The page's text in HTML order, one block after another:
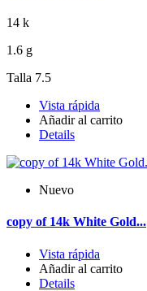
14 k
1.6 g
Talla 7.5
Vista rápida
Añadir al carrito
Details
Nuevo
copy of 14k White Gold...
Vista rápida
Añadir al carrito
Details